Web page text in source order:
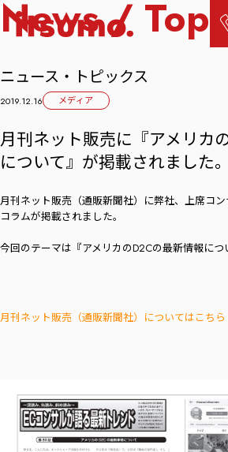
News /
ニュース・トピックス
2019.12.16 メディア
月刊ネット販売に『アメリカ
について』が掲載されました。
月刊ネット販売（通販新聞社）に弊社、上席コ
コラムが掲載されました。
今回のテーマは『アメリカのD2Cの最新情報につ
月刊ネット販売（通販新聞社）についてはこちら